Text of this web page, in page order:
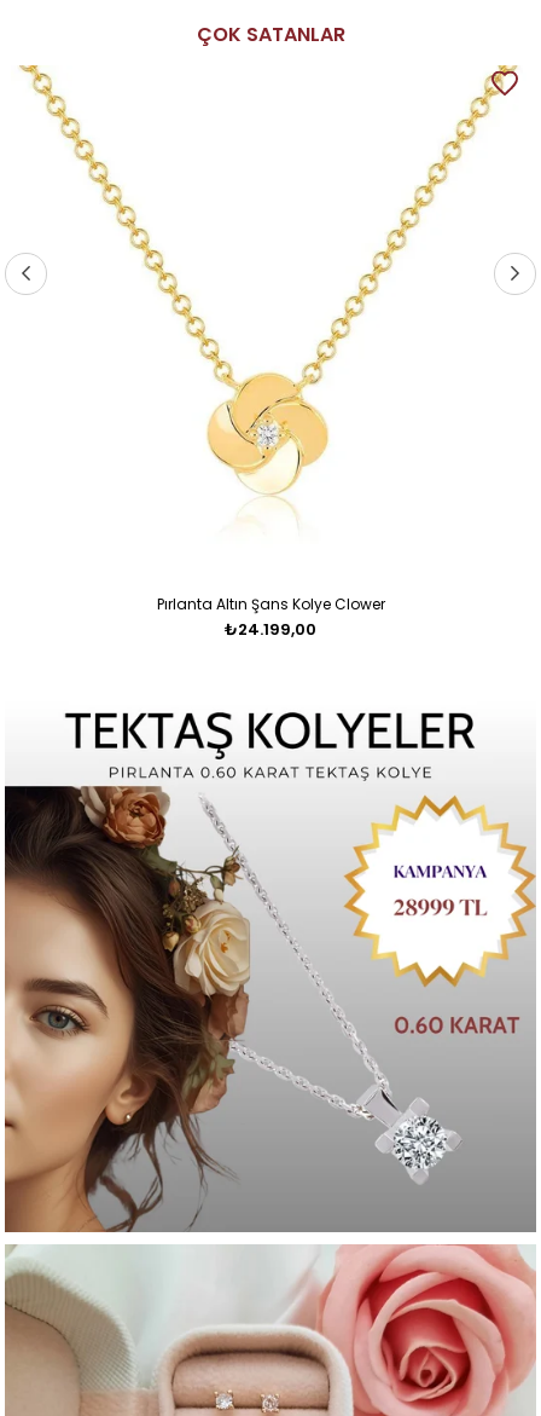
ÇOK SATANLAR
Pırlanta Altın Şans Kolye Clower
₺24.199,00